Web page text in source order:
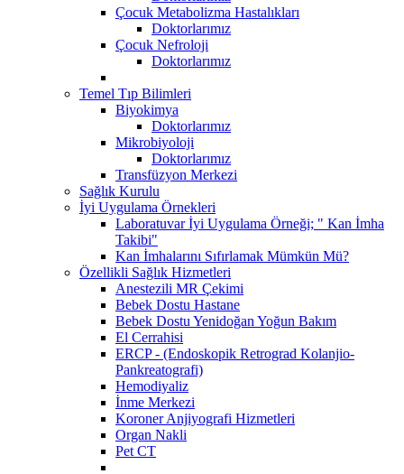
Çocuk Metabolizma Hastalıkları
Doktorlarımız
Çocuk Nefroloji
Doktorlarımız
Temel Tıp Bilimleri
Biyokimya
Doktorlarımız
Mikrobiyoloji
Doktorlarımız
Transfüzyon Merkezi
Sağlık Kurulu
İyi Uygulama Örnekleri
Laboratuvar İyi Uygulama Örneği; " Kan İmha
Takibi"
Kan İmhalarını Sıfırlamak Mümkün Mü?
Özellikli Sağlık Hizmetleri
Anestezili MR Çekimi
Bebek Dostu Hastane
Bebek Dostu Yenidoğan Yoğun Bakım
El Cerrahisi
ERCP - (Endoskopik Retrograd Kolanjio-
Pankreatografi)
Hemodiyaliz
İnme Merkezi
Koroner Anjiyografi Hizmetleri
Organ Nakli
Pet CT